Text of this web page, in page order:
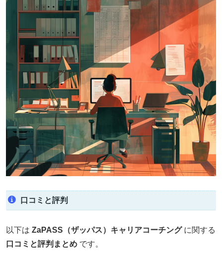
口コミと評判
以下は ZaPASS（ザッパス）キャリアコーチングに関する
口コミと評判まとめ です。